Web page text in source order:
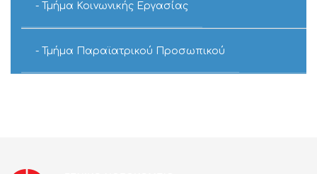
Τμήμα Κοινωνικής Εργασίας
Τμήμα Παραϊατρικού Προσωπικού